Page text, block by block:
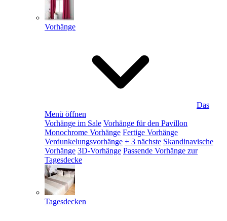
Vorhänge
Das
Menü öffnen
Vorhänge im Sale Vorhänge für den Pavillon
Monochrome Vorhänge Fertige Vorhänge
Verdunkelungsvorhänge + 3 nächste Skandinavische
Vorhänge 3D-Vorhänge Passende Vorhänge zur
Tagesdecke
Tagesdecken